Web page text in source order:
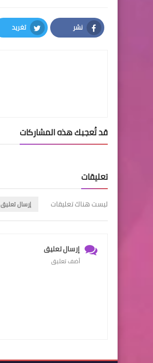
نشر
Facebook
تغريد
Twitter
قد تُعجبك هذه المشاركات
تعليقات
ليست هناك تعليقات إرسال تعليق
إرسال تعليق
أضف تعليق